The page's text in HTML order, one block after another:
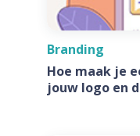
Branding
Hoe maak je
jouw logo en